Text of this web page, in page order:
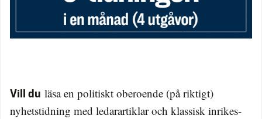
Vill du läsa en politiskt oberoende (på riktigt)
nyhetstidning med ledarartiklar och klassisk inrikes-